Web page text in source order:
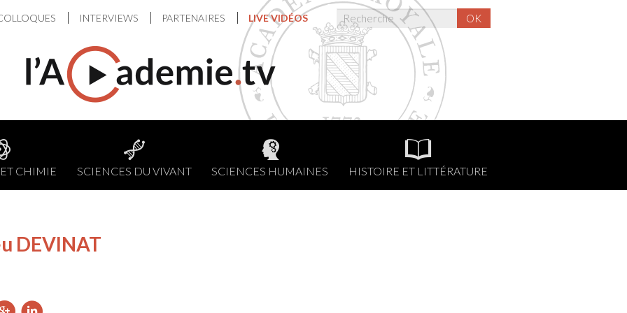
INTERVIEWS PARTENAIRES LIVE VIDÉOS OK
CHIMIE SCIENCES DU VIVANT SCIENCES HUMAINES HISTOIRE ET LITTÉRATURE
DEVINAT